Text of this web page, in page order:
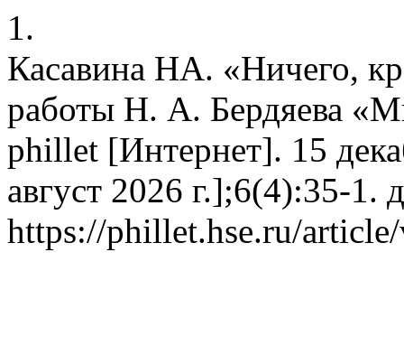
1.
Касавина НА. «Ничего,
работы Н. А. Бердяева
phillet [Интернет]. 15
август 2026 г.];6(4):35-1.
https://phillet.hse.ru/